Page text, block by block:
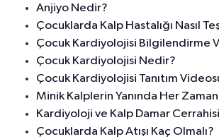
Anjiyo Nedir?
Çocuklarda Kalp Hastalığı Nasıl
Çocuk Kardiyolojisi Bilgilendirme
Çocuk Kardiyolojisi Nedir?
Çocuk Kardiyolojisi Tanıtım
Minik Kalplerin Yanında Her Zaman
Kardiyoloji ve Kalp Damar
Çocuklarda Kalp Atışı Kaç Olmalı?